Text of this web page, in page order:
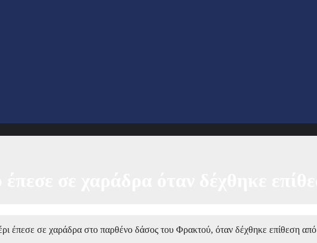
έπεσε σε χαράδρα στο παρθένο δάσος του Φρακτού, όταν δέχθηκε επίθεση από